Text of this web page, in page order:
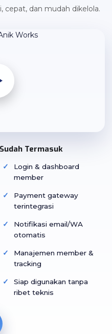
cepat, dan mudah dikelola.
Termasuk
Login & dashboard
member
Payment gateway
terintegrasi
Notifikasi email/WA
otomatis
Manajemen member &
tracking
Siap digunakan tanpa
ribet teknis